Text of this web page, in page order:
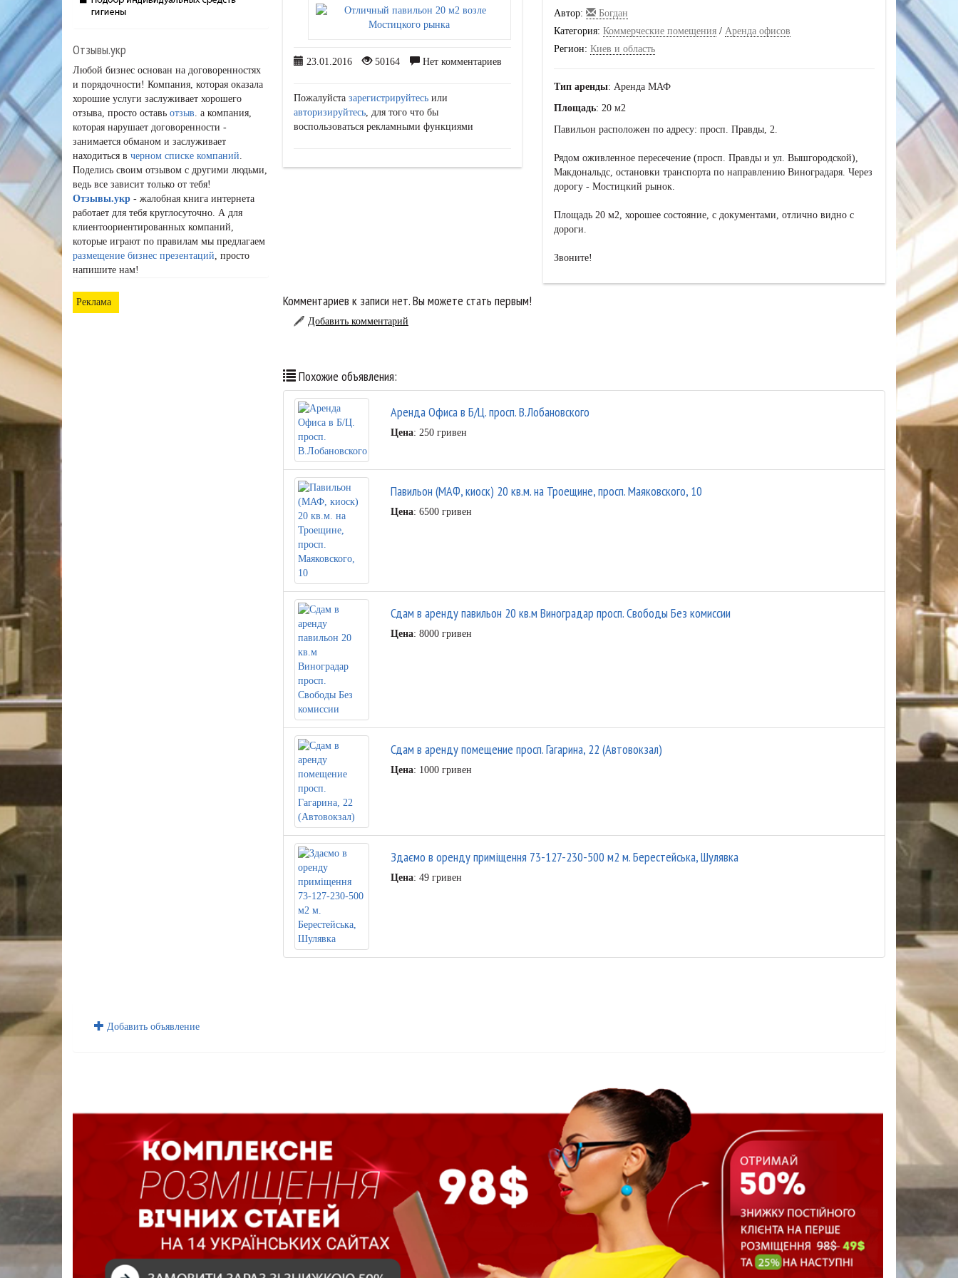
Отзывы.укр
Любой бизнес основан на договоренностях
и порядочности! Компания, которая оказала
хорошие услуги заслуживает хорошего
отзыва, просто оставь отзыв. а компания,
которая нарушает договоренности -
занимается обманом и заслуживает
находиться в черном списке компаний.
Поделись своим отзывом с другими людьми,
ведь все зависит только от тебя!
Отзывы.укр - жалобная книга интернета
работает для тебя круглосуточно. А для
клиентоориентированных компаний,
которые играют по правилам мы предлагаем
размещение бизнес презентаций, просто
напишите нам!
Реклама
23.01.2016 50164 Нет комментариев
Пожалуйста зарегистрируйтесь или
авторизируйтесь , для того что бы
воспользоваться рекламными функциями
Автор:
Богдан
Категория: Коммерческие помещения/ Аренда офисов
Регион: Киев и область
Тип аренды: Аренда МАФ
Площадь: 20 м2
Павильон расположен по адресу: просп. Правды, 2.
Рядом оживленное пересечение (просп. Правды и ул. Вышгородской),
Макдональдс, остановки транспорта по направлению Виноградаря. Через
дорогу - Мостицкий рынок.
Площадь 20 м2, хорошее состояние, с документами, отлично видно с
дороги.
Звоните!
Комментариев к записи нет. Вы можете стать первым!
Добавить комментарий
Похожие объявления:
Аренда Офиса в Б/Ц. просп. В.Лобановского
Цена: 250 гривен
Павильон (МАФ, киоск) 20 кв.м. на Троещине, просп. Маяковского, 10
Цена: 6500 гривен
Сдам в аренду павильон 20 кв.м Виноградар просп. Свободы Без комиссии
Цена: 8000 гривен
Сдам в аренду помещение просп. Гагарина, 22 (Автовокзал)
Цена: 1000 гривен
Здаємо в оренду приміщення 73-127-230-500 м2 м. Берестейська, Шулявка
Цена: 49 гривен
Добавить объявление